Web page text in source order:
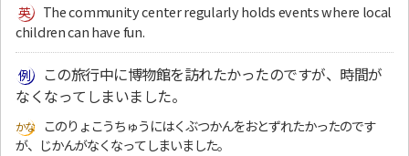
The community center regularly holds events where local
children can have fun.
この旅行中に博物館を訪れたかったのですが、時間が
なくなってしまいました。
このりょこうちゅうにはくぶつかんをおとずれたかったのです
が、じかんがなくなってしまいました。